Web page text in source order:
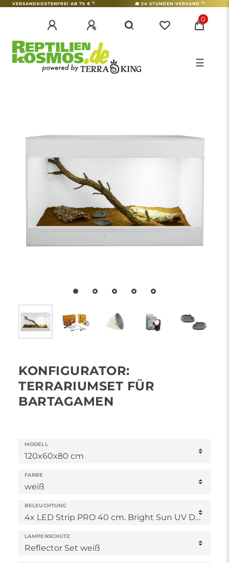
VERSANDKOSTENFREI AB 75 € 1) 24 STUNDEN-VERSAND 2)
0
☰
KONFIGURATOR:
TERRARIUMSET FÜR
BARTAGAMEN
MODELL
FARBE
BELEUCHTUNG
LAMPENSCHUTZ